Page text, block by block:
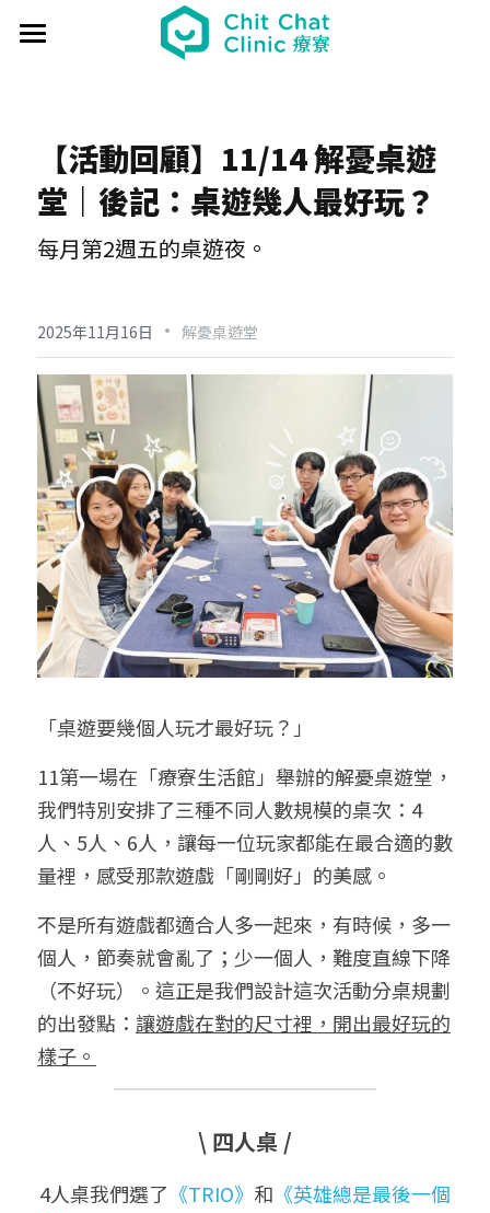
最新動態 Event
《真相追尋者》十字路口篇
日本香の占卜🎐
文化美食夜
療寮看電影
給大人的電影社
手作．時光
台港文化傾偈會
《我在露台煎西多士》場刊
展覽 Exhibition
《島工》職業醫學社區展
《邊界》概念藝術展
《休日》創作聯展
療癒 & 心靈 Wellness
板橋輕運動
實青小學堂+
特別企劃 - 眠八月
實體課程 Course
板橋運動教室
Yoga 瑜珈
Boxing 拳擊
運動課花絮
廣東話基礎班
新北輕騎行
給香港人的國語課
西多士 粵語劇場
守護華江人工濕地
療寮．工作室開放日
《神隱》實境遊戲
遊戲主頁
調香師
馴獸師
場地租借 Venue
場地租借
共享空間
現場環境
價格方案
平日最新優惠
部落格 Blog
聯絡我們 Contact us
登錄/註冊
搜索
02 7755 7668
chitchatclinic@gmail.com
【活動回顧】11/14 解憂桌遊
堂｜後記：桌遊幾人最好玩？
每月第2週五的桌遊夜。
2025年11月16日 · 解憂桌遊堂
「桌遊要幾個人玩才最好玩？」
11第一場在「療寮生活館」舉辦的解憂桌遊堂，
我們特別安排了三種不同人數規模的桌次：4
人、5人、6人，讓每一位玩家都能在最合適的數
量裡，感受那款遊戲「剛剛好」的美感。
不是所有遊戲都適合人多一起來，有時候，多一
個人，節奏就會亂了；少一個人，難度直線下降
（不好玩）。這正是我們設計這次活動分桌規劃
的出發點： 讓遊戲在對的尺寸裡，開出最好玩的
樣子。
\ 四人桌 /
4人桌我們選了 《TRIO》 和 《英雄總是最後一個